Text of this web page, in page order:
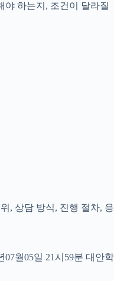
야 하는지, 조건이 달라질
, 상담 방식, 진행 절차, 응
월05일 21시59분 대안학